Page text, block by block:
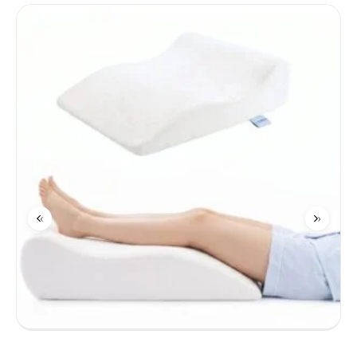
‹ ›